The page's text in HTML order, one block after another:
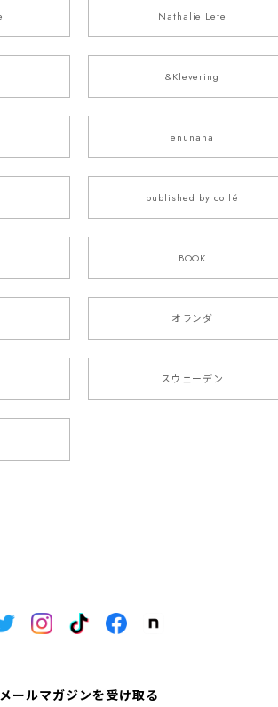
Nathalie Lete
&Klevering
enunana
published by collé
BOOK
オランダ
スウェーデン
メールマガジンを受け取る